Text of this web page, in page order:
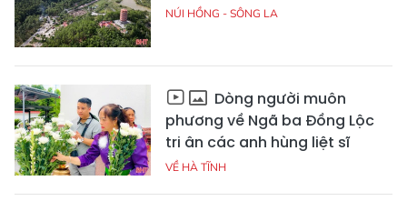
NÚI HỒNG - SÔNG LA
Dòng người muôn
phương về Ngã ba Đồng Lộc
tri ân các anh hùng liệt sĩ
VỀ HÀ TĨNH